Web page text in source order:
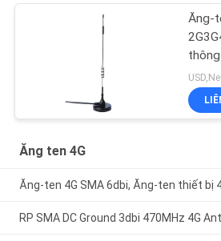
Ăng-
Ăng ten 4G
Ăng-ten 4G SMA 6dbi, Ăng-ten thiết bị
RP SMA DC Ground 3dbi 470MHz 4G